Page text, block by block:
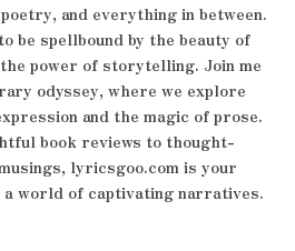
and everything in between.
be spellbound by the beauty of
power of storytelling. Join me
odyssey, where we explore
and the magic of prose.
book reviews to thought-
lyricsgoo.com is your
a world of captivating narratives.